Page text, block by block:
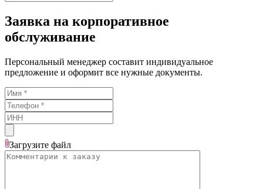
Заявка на корпоративное
обслуживание
Персональный менеджер составит индивидуальное
предложение и оформит все нужные документы.
Загрузите файл